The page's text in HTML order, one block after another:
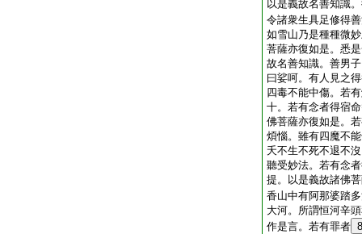
以是義故名善知識
令諸衆生具足修得
如雪山乃是種種微
菩薩亦復如是。悉
故名善知識。善男
曰娑呵。有人見之
四毒不能中傷。若
十。若有念者得宿
佛菩薩亦復如是。
煩惱。雖有四魔不
夭不生不死不退不
聽受妙法。若有念
提。以是義故諸佛
香山中有阿那婆踏
大河。所謂恒河辛
作是言。若有罪者 8